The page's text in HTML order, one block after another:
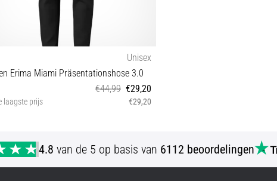
Unisex
Erima Miami Präsentationshose 3.0
€44,99 €29,20
laagste prijs €29,20
4.8 van de 5 op basis van 6112 beoordelingen